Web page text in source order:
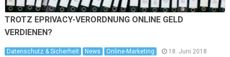
TROTZ EPRIVACY-VERORDNUNG ONLINE GELD
VERDIENEN?
Datenschutz & Sicherheit News Online-Marketing 18. Juni 2018